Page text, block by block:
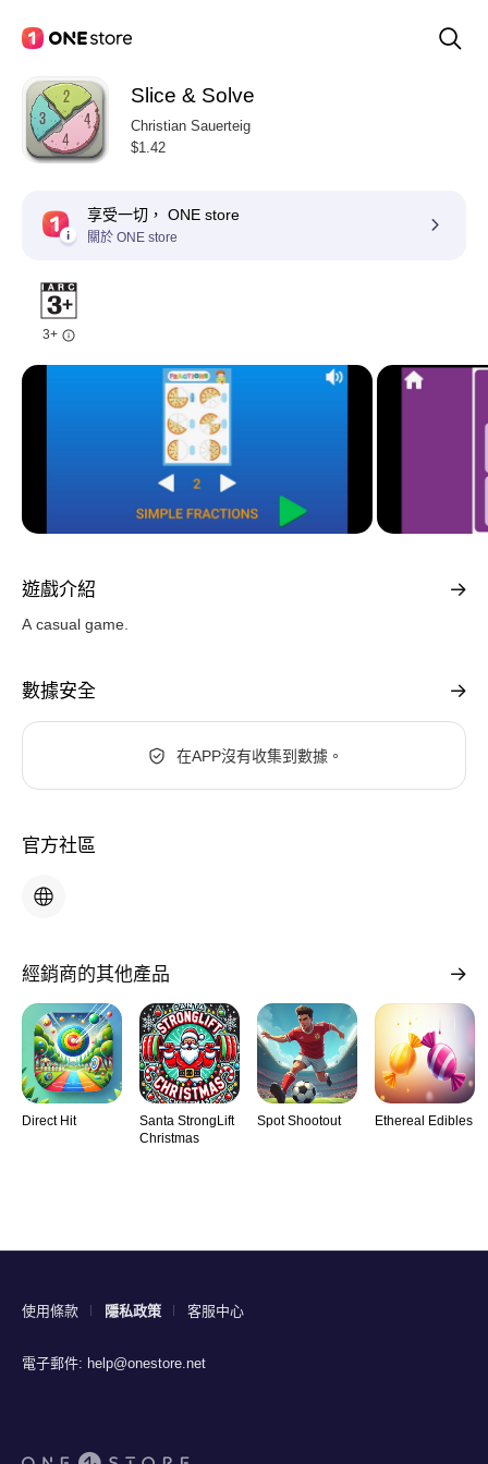
Slice & Solve
Christian Sauerteig
$1.42
享受一切， ONE store
關於 ONE store
3+
遊戲介紹
A casual game.
數據安全
在APP沒有收集到數據。
官方社區
經銷商的其他產品
Direct Hit
Santa StrongLift
Christmas
Spot Shootout Ethereal Edibles
使用條款 隱私政策 客服中心
電子郵件: help@onestore.net